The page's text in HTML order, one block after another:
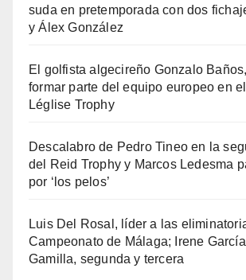
suda en pretemporada con dos
y Álex González
El golfista algecireño Gonzalo
formar parte del equipo europeo en
Léglise Trophy
Descalabro de Pedro Tineo en la
del Reid Trophy y Marcos Ledesma
por ‘los pelos’
Luis Del Rosal, líder a las
Campeonato de Málaga; Irene
Gamilla, segunda y tercera